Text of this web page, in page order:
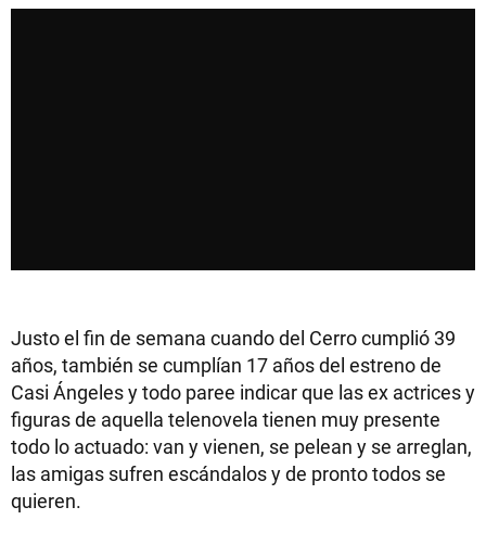
Justo el fin de semana cuando del Cerro cumplió 39
años, también se cumplían 17 años del estreno de
Casi Ángeles y todo paree indicar que las ex actrices y
figuras de aquella telenovela tienen muy presente
todo lo actuado: van y vienen, se pelean y se arreglan,
las amigas sufren escándalos y de pronto todos se
quieren.